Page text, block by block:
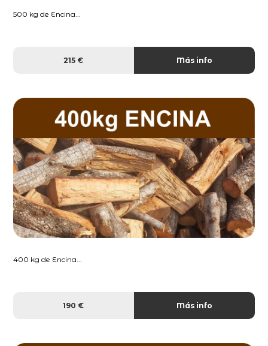
500 kg de Encina...
215 € Más info
400 kg de Encina...
190 € Más info